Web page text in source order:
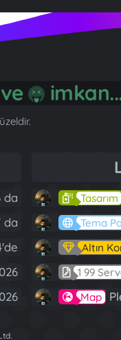
Gönül...
da
da
Tasarım
Tema
Altın
1 99
Map